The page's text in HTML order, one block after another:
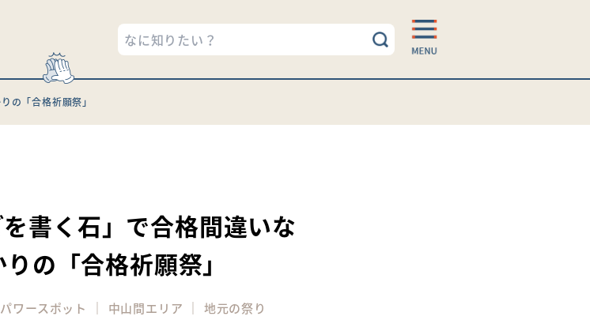
の「合格祈願祭」
書く石」で合格間違いな
の「合格祈願祭」
パワースポット ｜ 中山間エリア ｜ 地元の祭り